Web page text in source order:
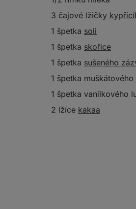
3 čajové lžičky
1 špetka soli
1 špetka skořice
1 špetka sušeného
1 špetka
1 špetka vanilkového
2 lžíce kakaa